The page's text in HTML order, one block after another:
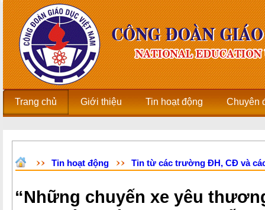
Trang chủ Giới thiệu Tin hoạt động Chuyên
Tin hoạt động Tin từ các trường ĐH, CĐ và
“Những chuyến xe yêu